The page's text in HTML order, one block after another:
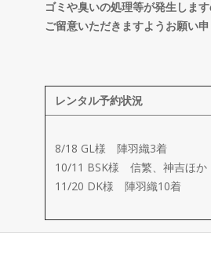
ー
ダ
ー
メ
イ
ゴミや臭いの処理等が発生しま
ご留意いただきますようお願い申
レンタル予約状況
8/18 GL様 陣羽織3着
10/11 BSK様 信繁、神吉ほか
11/20 DK様 陣羽織10着